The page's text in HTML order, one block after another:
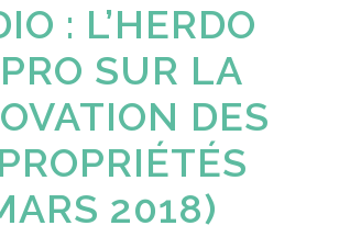
: L’HERDO
SUR LA
DES
2018)